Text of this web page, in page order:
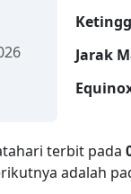
Jarak
terbit pada
adalah